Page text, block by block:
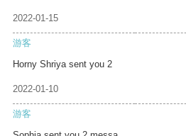
2022-01-15
游客
Horny Shriya sent you 2
2022-01-10
游客